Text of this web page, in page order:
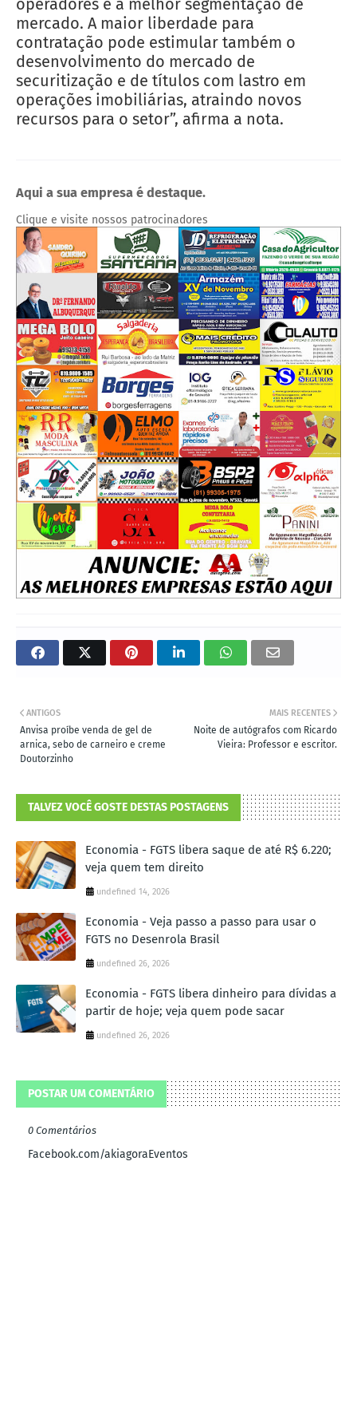
mercado. A maior liberdade para
contratação pode estimular também o
desenvolvimento do mercado de
securitização e de títulos com lastro em
operações imobiliárias, atraindo novos
recursos para o setor”, afirma a nota.
Aqui a sua empresa é destaque.
Clique e visite nossos patrocinadores
MAIS RECENTES
Noite de autógrafos com Ricardo
Vieira: Professor e escritor.
ANTIGOS
Anvisa proíbe venda de gel de
arnica, sebo de carneiro e creme
Doutorzinho
TALVEZ VOCÊ GOSTE DESTAS POSTAGENS
Economia - FGTS libera saque de até R$ 6.220;
veja quem tem direito
undefined 14, 2026
Economia - Veja passo a passo para usar o
FGTS no Desenrola Brasil
undefined 26, 2026
Economia - FGTS libera dinheiro para dívidas a
partir de hoje; veja quem pode sacar
undefined 26, 2026
POSTAR UM COMENTÁRIO
0 Comentários
Facebook.com/akiagoraEventos